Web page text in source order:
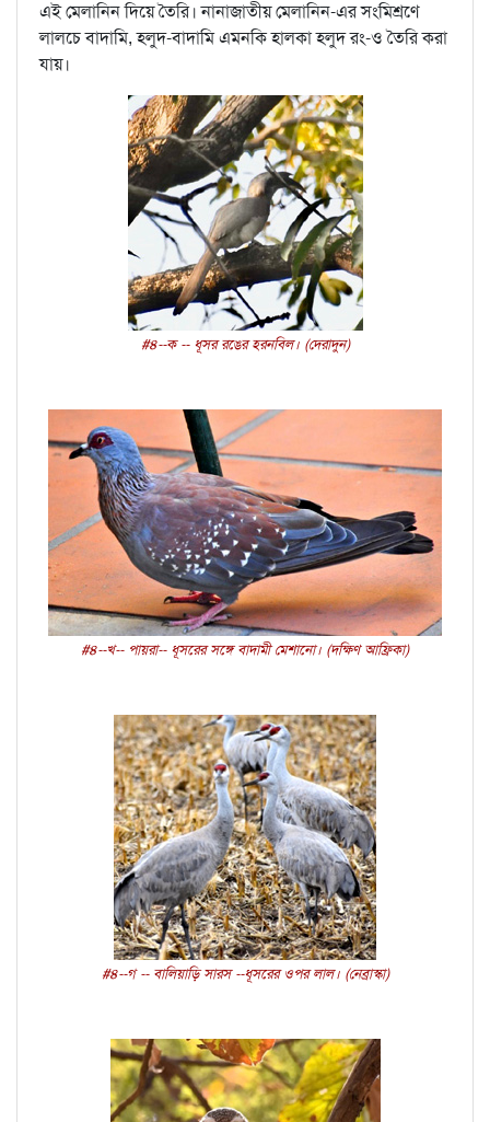
এই মেলানিন দিয়ে তৈরি। নানাজাতীয় মেলানিন-এর সংমিশ্রণে
লালচে বাদামি, হলুদ-বাদামি এমনকি হালকা হলুদ রং-ও তৈরি করা
যায়।
#৪--ক -- ধূসর রঙের হরনবিল। (দেরাদুন)
#৪--খ-- পায়রা-- ধূসরের সঙ্গে বাদামী মেশানো। (দক্ষিণ আফ্রিকা)
#৪--গ -- বালিয়াড়ি সারস --ধূসরের ওপর লাল। (নেব্রাস্কা)